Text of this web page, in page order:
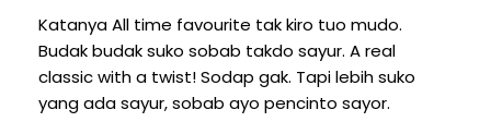
Katanya All time favourite tak kiro tuo mudo.
Budak budak suko sobab takdo sayur. A real
classic with a twist! Sodap gak. Tapi lebih suko
yang ada sayur, sobab ayo pencinto sayor.